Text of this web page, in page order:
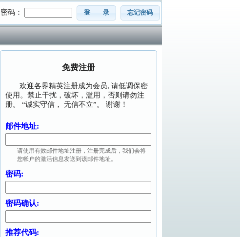
密码： 登 录 忘记密码
免费注册
欢迎各界精英注册成为会员, 请低调保密
使用。禁止干扰，破坏，滥用，否则请勿注
册。 “诚实守信， 无信不立”。 谢谢！
邮件地址:
请使用有效邮件地址注册，注册完成后，我们会将
您帐户的激活信息发送到该邮件地址。
密码:
密码确认:
推荐代码: